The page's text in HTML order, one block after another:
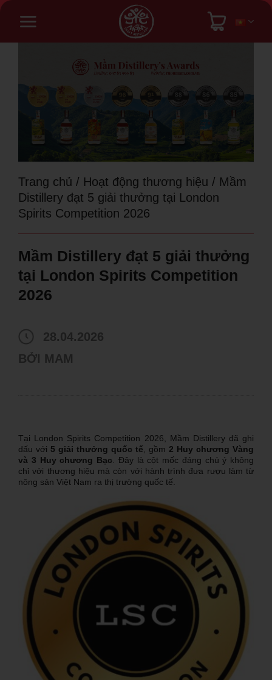
Bỏ
Trang chủ / Hoạt động thương hiệu / Mầm
Distillery đạt 5 giải thưởng tại London
Spirits Competition 2026
Mầm Distillery đạt 5 giải thưởng
tại London Spirits Competition
2026
28.04.2026
BỞI MAM
Tại London Spirits Competition 2026 , Mầm Distillery đã ghi
dấu với 5 giải thưởng quốc tế , gồm 2 Huy chương Vàng
và 3 Huy chương Bạc . Đây là cột mốc đáng chú ý không
chỉ với thương hiệu mà còn với hành trình đưa rượu làm từ
nông sản Việt Nam ra thị trường quốc tế.